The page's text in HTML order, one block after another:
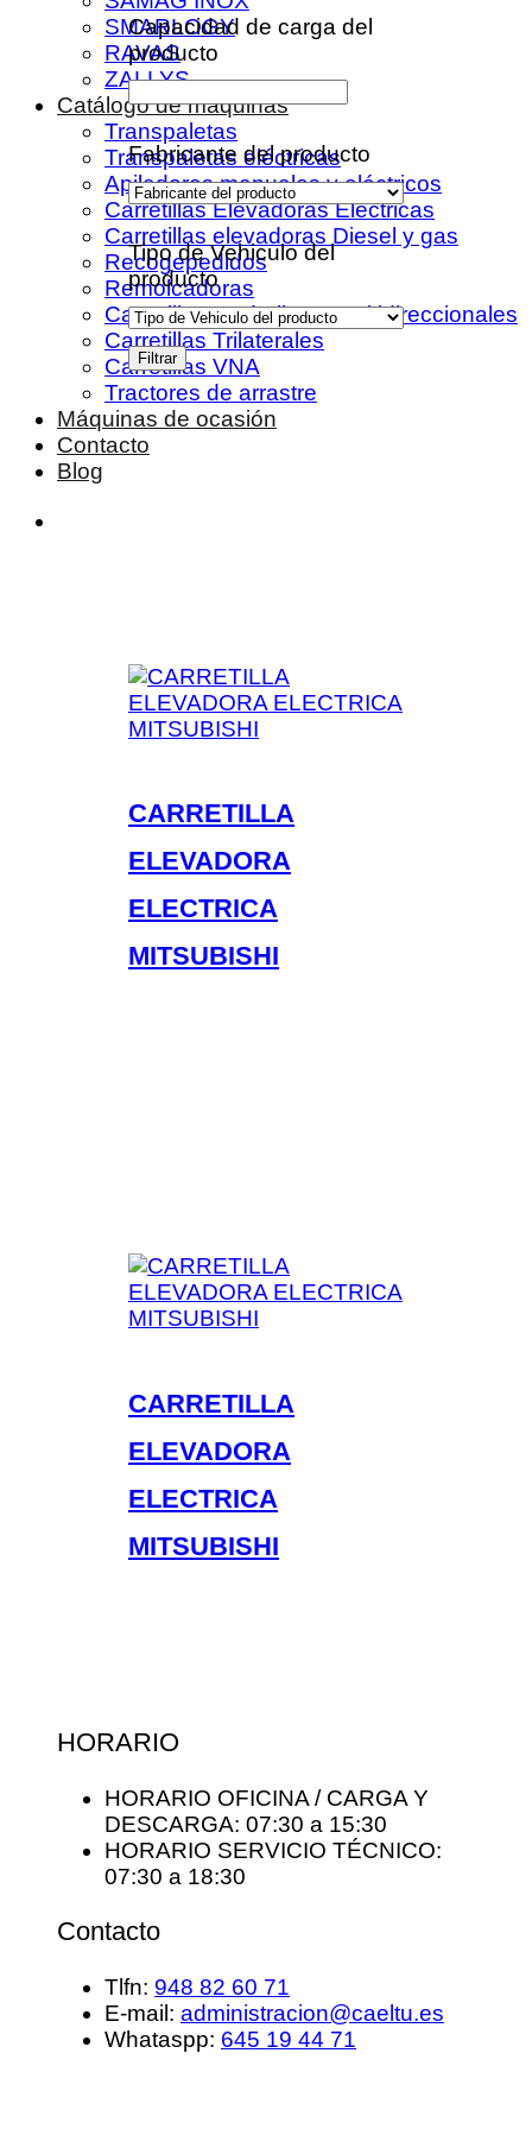
SMARLOGY
RAVAS
ZALLYS
Catálogo de máquinas
Transpaletas
Transpaletas eléctricas
Apiladores manuales y eléctricos
Carretillas Elevadoras Eléctricas
Carretillas elevadoras Diesel y gas
Recogepedidos
Remolcadoras
Carretillas retráctiles y multidireccionales
Carretillas Trilaterales
Carretillas VNA
Tractores de arrastre
Máquinas de ocasión
Contacto
Blog
Capacidad de carga del
producto
Fabricante del producto
Tipo de Vehiculo del
producto
Filtrar
CARRETILLA
ELEVADORA
ELECTRICA
MITSUBISHI
CARRETILLA
ELEVADORA
ELECTRICA
MITSUBISHI
HORARIO
HORARIO OFICINA / CARGA Y
DESCARGA: 07:30 a 15:30
HORARIO SERVICIO TÉCNICO:
07:30 a 18:30
Contacto
Tlfn: 948 82 60 71
E-mail: administracion@caeltu.es
Whataspp: 645 19 44 71